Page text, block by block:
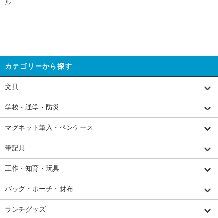
ル
カテゴリーから探す
文具
学校・通学・防災
マグネット筆入・ペンケース
筆記具
工作・知育・玩具
バッグ・ポーチ・財布
ランチグッズ